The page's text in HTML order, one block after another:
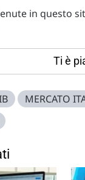
in questo
Ti è
MERCATO